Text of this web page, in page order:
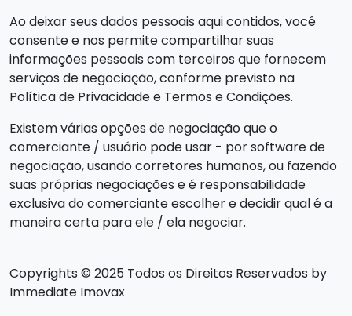
Ao deixar seus dados pessoais aqui contidos, você
consente e nos permite compartilhar suas
informações pessoais com terceiros que fornecem
serviços de negociação, conforme previsto na
Política de Privacidade e Termos e Condições.
Existem várias opções de negociação que o
comerciante / usuário pode usar - por software de
negociação, usando corretores humanos, ou fazendo
suas próprias negociações e é responsabilidade
exclusiva do comerciante escolher e decidir qual é a
maneira certa para ele / ela negociar.
Copyrights © 2025 Todos os Direitos Reservados by
Immediate Imovax